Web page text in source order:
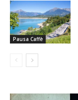
Pausa Caffè